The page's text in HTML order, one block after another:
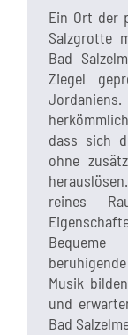
Ein Ort der
Salzgrotte
Bad
Ziegel
dass sich
ohne
reines
Musik
und
Bad